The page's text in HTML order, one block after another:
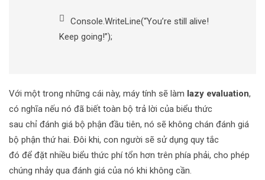
Console.WriteLine(“You’re still alive!
Keep going!”);
Với một trong những cái này, máy tính sẽ làm lazy evaluation,
có nghĩa nếu nó đã biết toàn bộ trả lời của biểu thức
sau chỉ đánh giá bộ phận đầu tiên, nó sẽ không chán đánh giá
bộ phận thứ hai. Đôi khi, con người sẽ sử dụng quy tắc
đó để đặt nhiều biểu thức phí tổn hơn trên phía phải, cho phép
chúng nhảy qua đánh giá của nó khi không cần.